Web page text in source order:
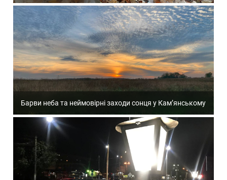
Барви неба та неймовірні заходи сонця у Кам’янському